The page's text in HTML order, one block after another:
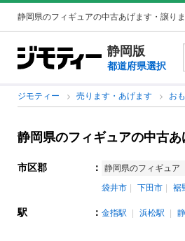
静岡県のフィギュアの中古あげます・譲り
静岡版
都道府県選択
ジモティー 売ります・あげます お
静岡県のフィギュアの中古
市区郡 ： 静岡県のフィギュア
袋井市
下田市 裾
駅 ： 金指駅 浜松駅